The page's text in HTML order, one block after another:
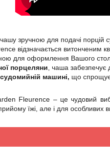
зручною для подачі порцій
відзначається витонченим
для оформлення Вашого
порцеляни , чаша забезпечує
машині, що спрощує
Fleurence – це чудовий
їжі, але і для особливих